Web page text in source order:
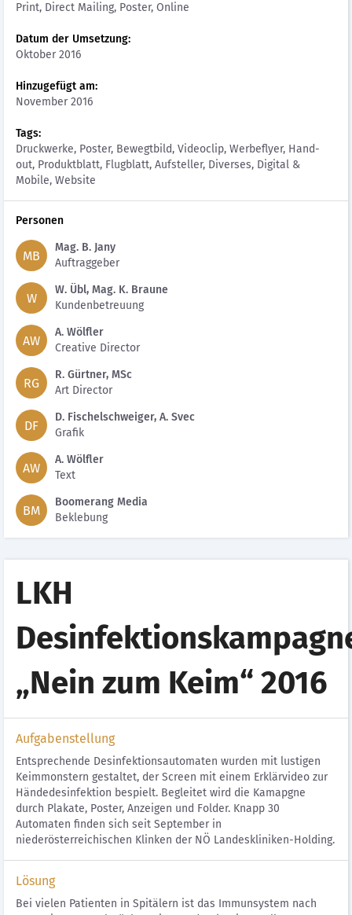
Print, Direct Mailing, Poster, Online
Datum der Umsetzung:
Oktober 2016
Hinzugefügt am:
November 2016
Tags:
Druckwerke, Poster, Bewegtbild, Videoclip, Werbeflyer, Hand-
out, Produktblatt, Flugblatt, Aufsteller, Diverses, Digital &
Mobile, Website
Personen
MB
Mag. B. Jany
Auftraggeber
W
W. Übl, Mag. K. Braune
Kundenbetreuung
AW
A. Wölfler
Creative Director
RG
R. Gürtner, MSc
Art Director
DF
D. Fischelschweiger, A. Svec
Grafik
AW
A. Wölfler
Text
BM
Boomerang Media
Beklebung
LKH
„Nein zum Keim“ 2016
Aufgabenstellung
Entsprechende Desinfektionsautomaten wurden mit lustigen
Keimmonstern gestaltet, der Screen mit einem Erklärvideo zur
Händedesinfektion bespielt. Begleitet wird die Kamapgne
durch Plakate, Poster, Anzeigen und Folder. Knapp 30
Automaten finden sich seit September in
niederösterreichischen Klinken der NÖ Landeskliniken-Holding.
Lösung
Bei vielen Patienten in Spitälern ist das Immunsystem nach